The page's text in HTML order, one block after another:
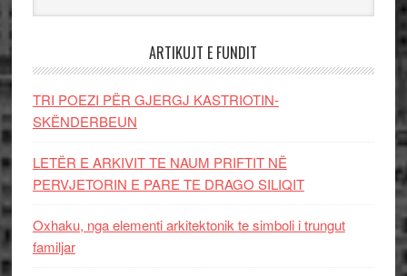
ARTIKUJT E FUNDIT
TRI POEZI PËR GJERGJ KASTRIOTIN-
SKËNDERBEUN
LETËR E ARKIVIT TE NAUM PRIFTIT NË
PERVJETORIN E PARE TE DRAGO SILIQIT
Oxhaku, nga elementi arkitektonik te simboli i trungut
familjar